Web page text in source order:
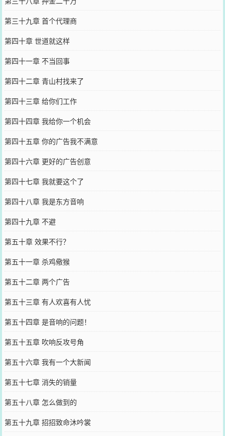
第三十九章 首个代理商
第四十章 世道就这样
第四十一章 不当回事
第四十二章 青山村找来了
第四十三章 给你们工作
第四十四章 我给你一个机会
第四十五章 你的广告我不满意
第四十六章 更好的广告创意
第四十七章 我就要这个了
第四十八章 我是东方音响
第四十九章 不避
第五十章 效果不行？
第五十一章 杀鸡儆猴
第五十二章 两个广告
第五十三章 有人欢喜有人忧
第五十四章 是音响的问题！
第五十五章 吹响反攻号角
第五十六章 我有一个大新闻
第五十七章 消失的销量
第五十八章 怎么做到的
第五十九章 招招致命沐吟裳